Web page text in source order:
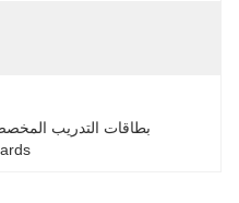
بطاقات التدريب